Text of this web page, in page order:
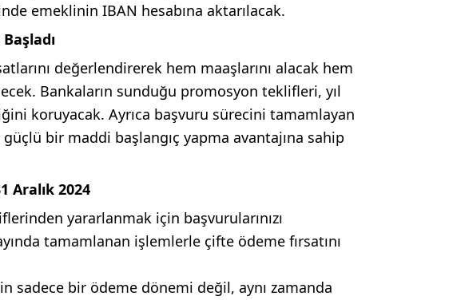
emeklinin IBAN hesabına aktarılacak.
değerlendirerek hem maaşlarını alacak hem
Bankaların sunduğu promosyon teklifleri, yıl
koruyacak. Ayrıca başvuru sürecini tamamlayan
bir maddi başlangıç yapma avantajına sahip
Aralık 2024
yararlanmak için başvurularınızı
tamamlanan işlemlerle çifte ödeme fırsatını
sadece bir ödeme dönemi değil, aynı zamanda